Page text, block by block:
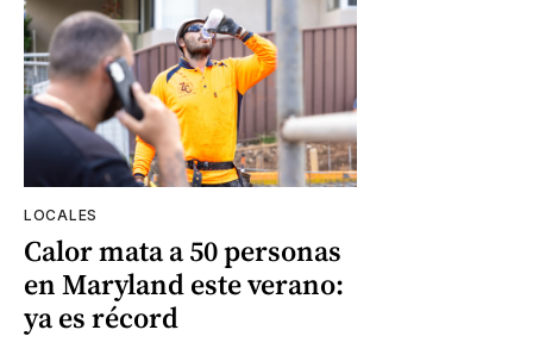
LOCALES
Calor mata a 50 personas
en Maryland este verano:
ya es récord